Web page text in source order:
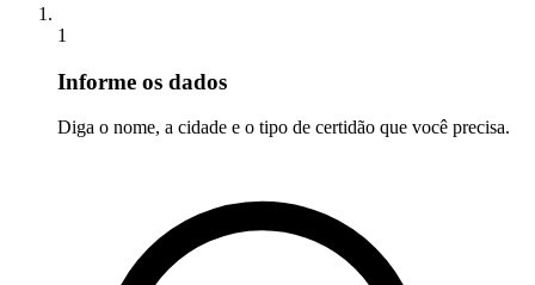
1
Informe os dados
Diga o nome, a cidade e o tipo de certidão que você precisa.